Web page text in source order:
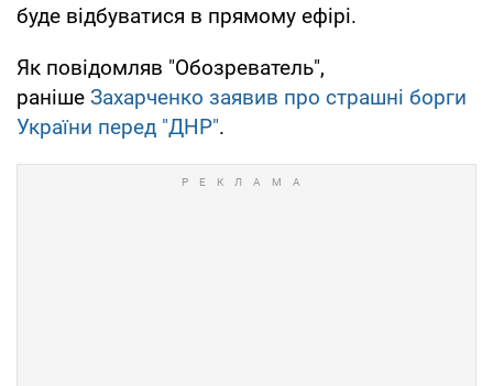
буде відбуватися в прямому ефірі.
Як повідомляв "Обозреватель",
раніше Захарченко заявив про страшні борги
України перед "ДНР".